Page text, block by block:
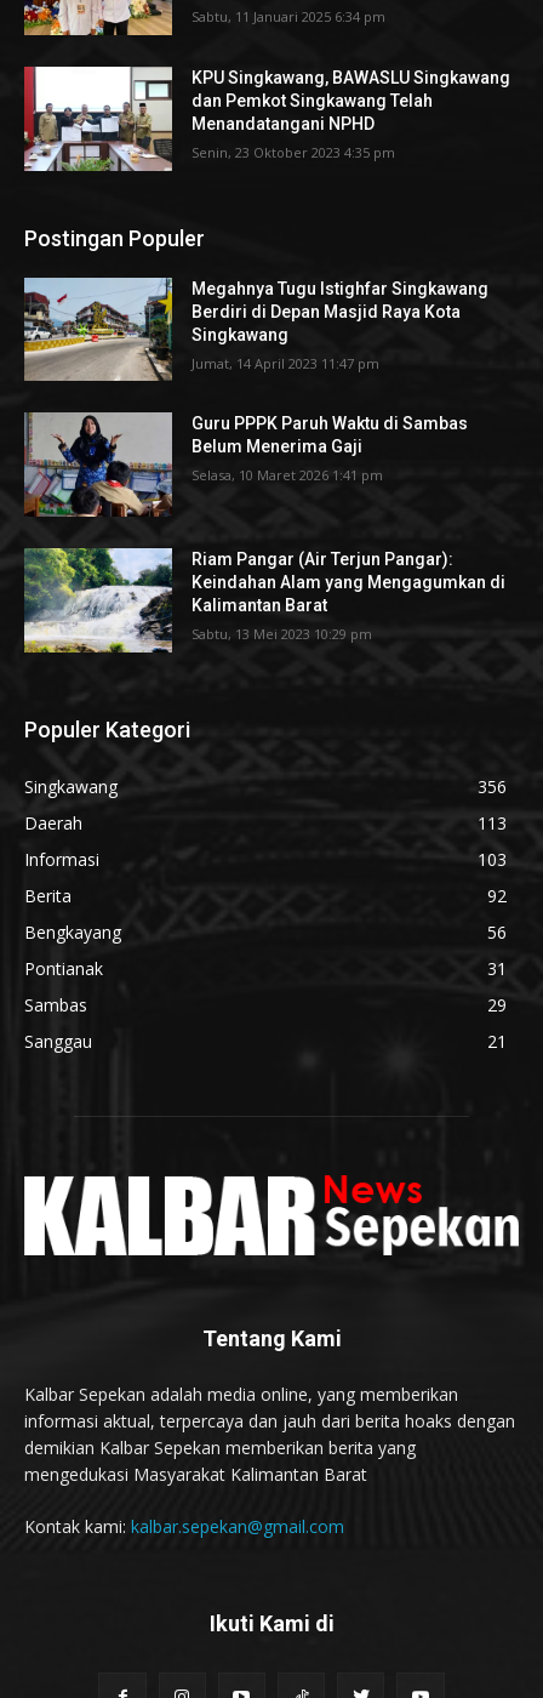
Sabtu, 11 Januari 2025 6:34 pm
KPU Singkawang, BAWASLU Singkawang
dan Pemkot Singkawang Telah
Menandatangani NPHD
Senin, 23 Oktober 2023 4:35 pm
Postingan Populer
Megahnya Tugu Istighfar Singkawang
Berdiri di Depan Masjid Raya Kota
Singkawang
Jumat, 14 April 2023 11:47 pm
Guru PPPK Paruh Waktu di Sambas
Belum Menerima Gaji
Selasa, 10 Maret 2026 1:41 pm
Riam Pangar (Air Terjun Pangar):
Keindahan Alam yang Mengagumkan di
Kalimantan Barat
Sabtu, 13 Mei 2023 10:29 pm
Populer Kategori
Singkawang
356
Daerah
113
Informasi
103
Berita
92
Bengkayang
56
Pontianak
31
Sambas
29
Sanggau
21
Tentang Kami
Kalbar Sepekan adalah media online, yang memberikan
informasi aktual, terpercaya dan jauh dari berita hoaks dengan
demikian Kalbar Sepekan memberikan berita yang
mengedukasi Masyarakat Kalimantan Barat
Kontak kami: kalbar.sepekan@gmail.com
Ikuti Kami di